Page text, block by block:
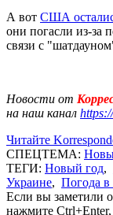
А вот США
они погасли из-за
связи с
Новости от
на наш канал
Читайте
СПЕЦТЕМА:
ТЕГИ: Новый год,
Украине, Погода в
Если вы заметили
нажмите